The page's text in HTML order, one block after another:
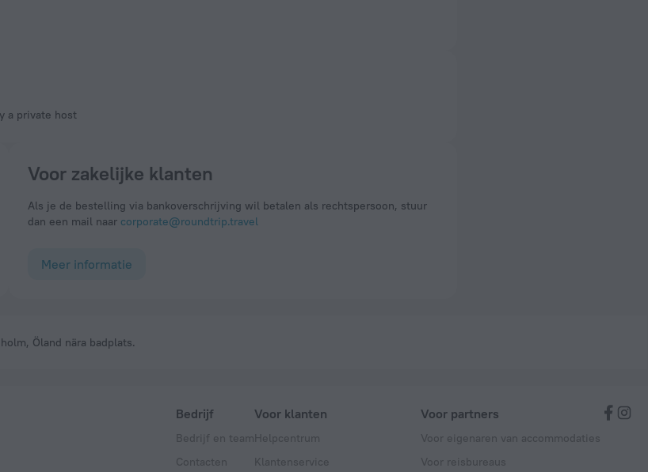
a private host
Voor zakelijke klanten
Als je de bestelling via bankoverschrijving wil betalen als rechtspersoon, stuur
dan een mail naar corporate@roundtrip.travel
Meer informatie
Öland nära badplats.
Bedrijf
Bedrijf en team
Contacten
Voor klanten
Helpcentrum
Klantenservice
Voor partners
Voor eigenaren van accommodaties
Voor reisbureaus